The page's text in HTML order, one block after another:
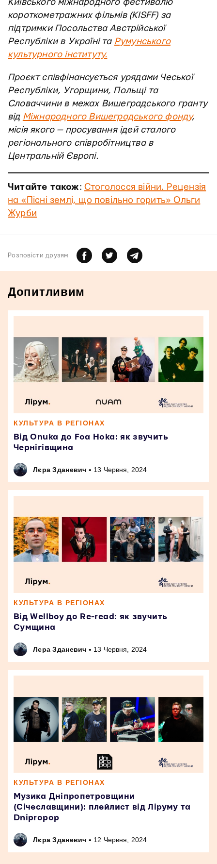
Київського міжнародного фестивалю
короткометражних фільмів (KISFF) за
підтримки Посольства Австрійської
Республіки в Україні та Румунського
культурного інституту.
Проєкт співфінансується урядами Чеської
Республіки, Угорщини, Польщі та
Словаччини в межах Вишеградського гранту
від Міжнародного Вишеградського фонду,
місія якого — просування ідей сталого
регіонального співробітництва в
Центральній Європі.
Читайте також:Стоголосся війни. Рецензія
на «Пісні землі, що повільно горить» Ольги
Журби
Розповiсти друзям
Допитливим
КУЛЬТУРА В РЕГІОНАХ
Від Onuka до Foa Hoka: як звучить
Чернігівщина
Лєра Зданевич • 13 Червня, 2024
КУЛЬТУРА В РЕГІОНАХ
Від Wellboy до Re-read: як звучить
Сумщина
Лєра Зданевич • 13 Червня, 2024
КУЛЬТУРА В РЕГІОНАХ
Музика Дніпропетровщини
(Січеславщини): плейлист від Ліруму та
Dnipropop
Лєра Зданевич • 12 Червня, 2024